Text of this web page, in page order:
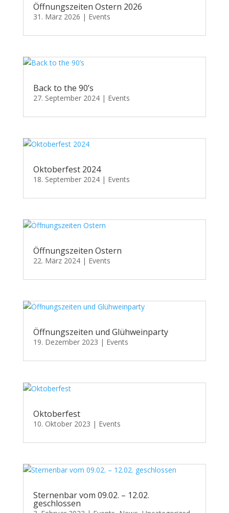
Öffnungszeiten Ostern 2026
31. März 2026 | Events
Back to the 90’s
27. September 2024| Events
Oktoberfest 2024
18. September 2024| Events
Öffnungszeiten Ostern
22. März 2024| Events
Öffnungszeiten und Glühweinparty
19. Dezember 2023 | Events
Oktoberfest
10. Oktober 2023 | Events
Sternenbar vom 09.02. – 12.02.
geschlossen